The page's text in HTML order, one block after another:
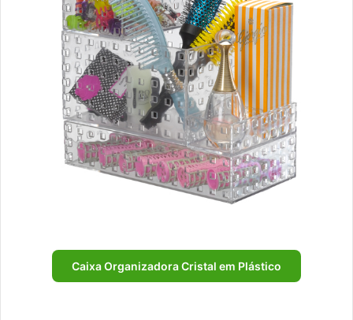
Caixa Organizadora Cristal em Plástico